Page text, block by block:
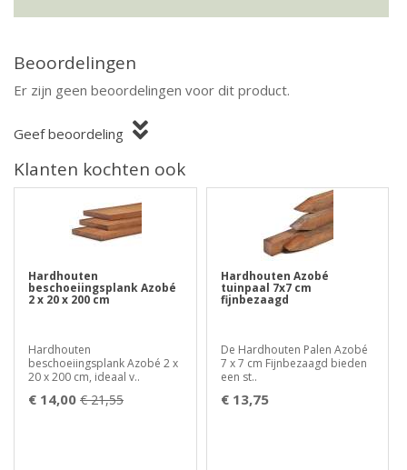
Beoordelingen
Er zijn geen beoordelingen voor dit product.
Geef beoordeling
Klanten kochten ook
Hardhouten
beschoeiingsplank Azobé
2 x 20 x 200 cm
Hardhouten
beschoeiingsplank Azobé 2 x
20 x 200 cm, ideaal v..
€ 14,00 € 21,55
Hardhouten Azobé
tuinpaal 7x7 cm
fijnbezaagd
De Hardhouten Palen Azobé
7 x 7 cm Fijnbezaagd bieden
een st..
€ 13,75